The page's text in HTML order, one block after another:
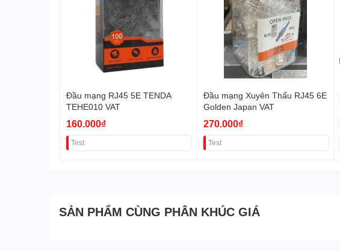
Đầu mạng RJ45 5E TENDA
TEHE010 VAT
160.000₫
Test
Đầu mạng Xuyên Thấu RJ45 6E
Golden Japan VAT
270.000₫
Test
SẢN PHẨM CÙNG PHÂN KHÚC GIÁ